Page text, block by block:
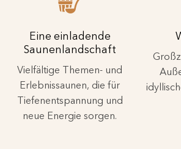
Eine einladende
Saunenlandschaft
Vielfältige Themen- und
Erlebnissaunen, die für
Tiefenentspannung und
neue Energie sorgen.